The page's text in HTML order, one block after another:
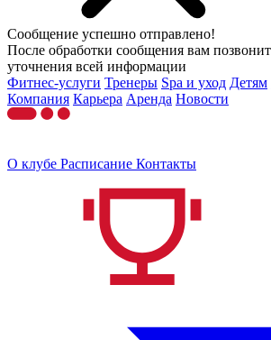
Сообщение успешно отправлено!
После обработки сообщения вам
уточнения всей информации
Фитнес-услуги Тренеры Spa и уход Детям
Компания Карьера Аренда Новости
О клубе Расписание Контакты